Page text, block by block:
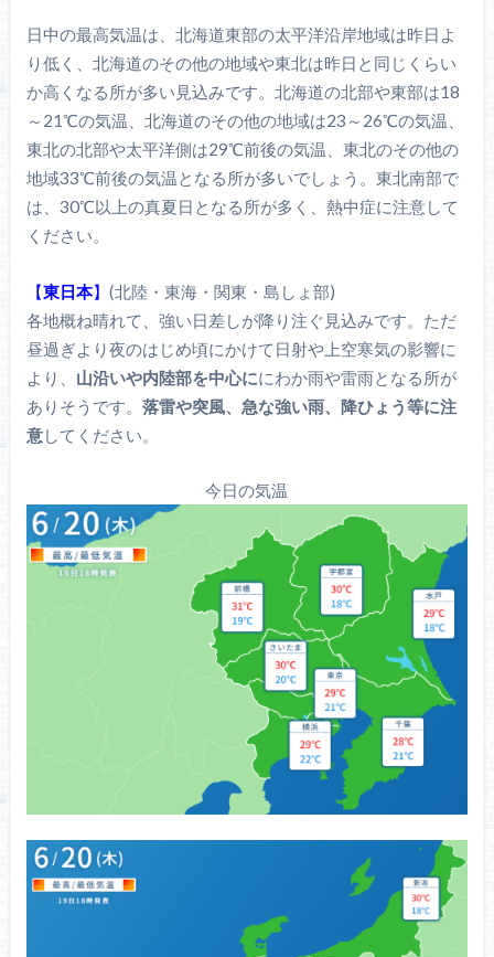
日中の最高気温は、北海道東部の太平洋沿岸地域は昨日よ
り低く、北海道のその他の地域や東北は昨日と同じくらい
か高くなる所が多い見込みです。北海道の北部や東部は18
～21℃の気温、北海道のその他の地域は23～26℃の気温、
東北の北部や太平洋側は29℃前後の気温、東北のその他の
地域33℃前後の気温となる所が多いでしょう。東北南部で
は、30℃以上の真夏日となる所が多く、熱中症に注意して
ください。
【東日本】 (北陸・東海・関東・島しょ部)
各地概ね晴れて、強い日差しが降り注ぐ見込みです。ただ
昼過ぎより夜のはじめ頃にかけて日射や上空寒気の影響に
より、 山沿いや内陸部を中心ににわか雨や雷雨となる所が
ありそうです。 落雷や突風、急な強い雨、降ひょう等に注
意してください。
今日の気温